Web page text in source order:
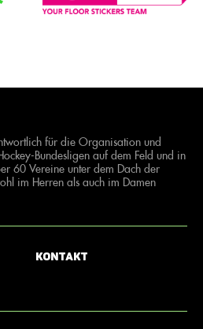
für die Organisation und
Bundesligen auf dem Feld und in
60 Vereine unter dem Dach der
im Herren als auch im Damen
Kontakt